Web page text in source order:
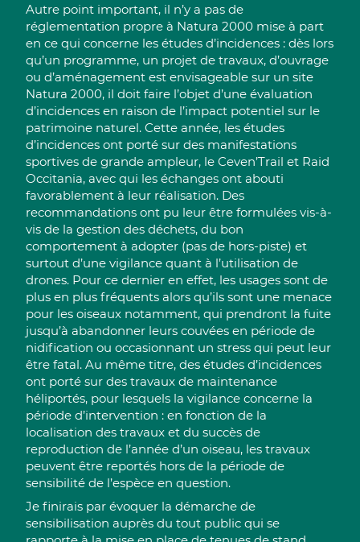
Autre point important, il n’y a pas de
réglementation propre à Natura 2000 mise à part
en ce qui concerne les études d’incidences : dès lors
qu’un programme, un projet de travaux, d’ouvrage
ou d’aménagement est envisageable sur un site
Natura 2000, il doit faire l’objet d’une évaluation
d’incidences en raison de l’impact potentiel sur le
patrimoine naturel. Cette année, les études
d’incidences ont porté sur des manifestations
sportives de grande ampleur, le Ceven’Trail et Raid
Occitania, avec qui les échanges ont abouti
favorablement à leur réalisation. Des
recommandations ont pu leur être formulées vis-à-
vis de la gestion des déchets, du bon
comportement à adopter (pas de hors-piste) et
surtout d’une vigilance quant à l’utilisation de
drones. Pour ce dernier en effet, les usages sont de
plus en plus fréquents alors qu’ils sont une menace
pour les oiseaux notamment, qui prendront la fuite
jusqu’à abandonner leurs couvées en période de
nidification ou occasionnant un stress qui peut leur
être fatal. Au même titre, des études d’incidences
ont porté sur des travaux de maintenance
héliportés, pour lesquels la vigilance concerne la
période d’intervention : en fonction de la
localisation des travaux et du succès de
reproduction de l’année d’un oiseau, les travaux
peuvent être reportés hors de la période de
sensibilité de l’espèce en question.
Je finirais par évoquer la démarche de
sensibilisation auprès du tout public qui se